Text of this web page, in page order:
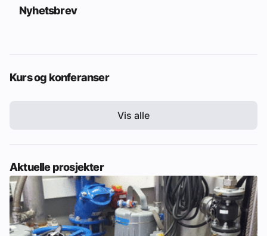
Nyhetsbrev
Kurs og konferanser
Vis alle
Aktuelle prosjekter